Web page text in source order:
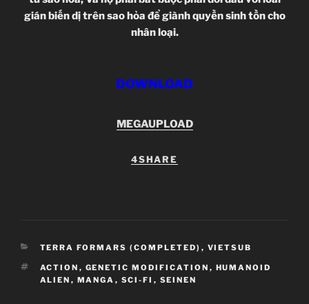
gián biến dị trên sao hỏa để giành quyền sinh tồn cho
nhân loại.
DOWNLOAD
MEGAUPLOAD
4SHARE
CATEGORIES
TERRA FORMARS (COMPLETED) , VIETSUB
TAGS
ACTION , GENETIC MODIFICATION , HUMANOID
ALIEN , MANGA , SCI-FI , SEINEN